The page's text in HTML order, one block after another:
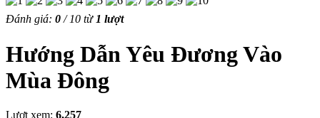
Đánh giá: 0/10 từ1 lượt
Hướng Dẫn Yêu Đương Vào
Mùa Đông
Lượt xem: 6,257